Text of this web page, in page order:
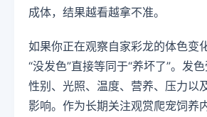
成体，结果越看越拿不准。
如果你正在观察自家彩龙的体色变
“没发色”直接等同于“养坏了”。发色
性别、光照、温度、营养、压力以
影响。作为长期关注观赏爬宠饲养